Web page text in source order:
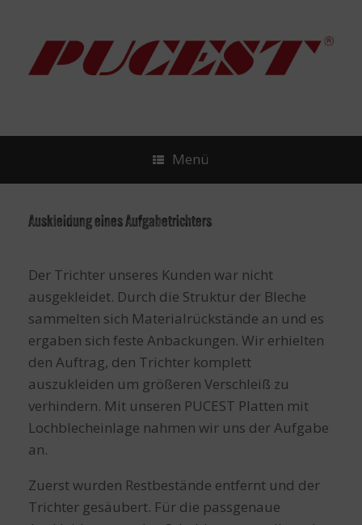
Menü
Auskleidung eines Aufgabetrichters
Der Trichter unseres Kunden war nicht
ausgekleidet. Durch die Struktur der Bleche
sammelten sich Materialrückstände an und es
ergaben sich feste Anbackungen. Wir erhielten
den Auftrag, den Trichter komplett
auszukleiden um größeren Verschleiß zu
verhindern. Mit unseren PUCEST Platten mit
Lochblecheinlage nahmen wir uns der Aufgabe
an.
Zuerst wurden Restbestände entfernt und der
Trichter gesäubert. Für die passgenaue